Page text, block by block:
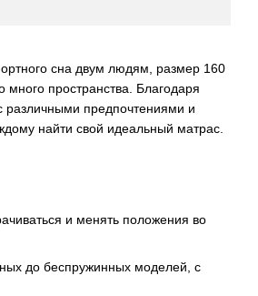
сна двум людям, размер 160
пространства. Благодаря
различными предпочтениями и
найти свой идеальный матрас.
и менять положения во
до беспружинных моделей, с